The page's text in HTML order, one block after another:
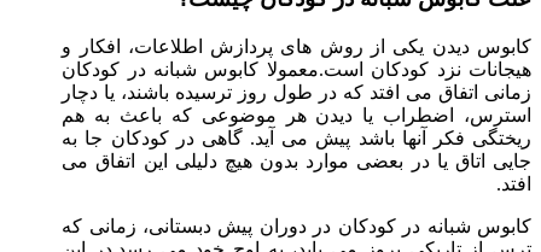
کابوس دیدن یکی از روش های پردازش اطلاعات، افکار و
هیجانات نزد کودکان است.معمولا کابوس شبانه در کودکان
زمانی اتفاق می افتد که در طول روز ترسیده باشند، یا دچار
استرس، اضطراب یا دیدن هر موضوعی که باعث به هم
ریختگی فکر آنها باشد پیش می آید. گاهی در کودکان جا به
جایی اتاق یا در بعضی موارد بدون هیچ دلیلی این اتفاق می
افتد.
کابوس شبانه در کودکان در دوران پیش دبستانی، زمانی که